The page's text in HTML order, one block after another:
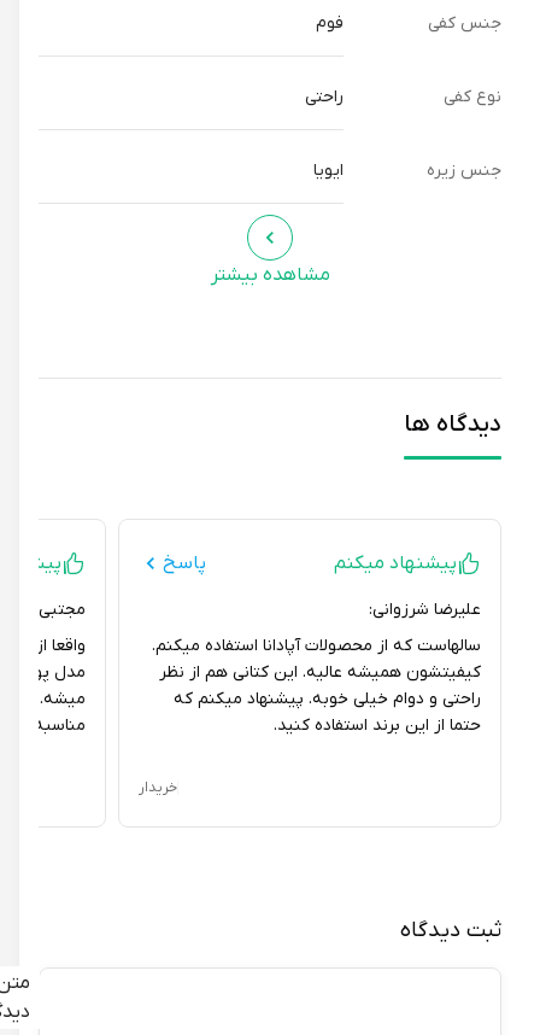
وارد می‌شود را جذب و کاهش می‌دهد.
جنس کفی
نوع کفی راحتی
جنس زیره
مشاهده بیشتر
دیدگاه ها
ثبت دیدگاه
متن
دیدگاه
پیشنهاد میکنم پاسخ
علیرضا شرزوانی:
سالهاست که از محصولات آپادانا استفاده میکنم.
کیفیتشون همیشه عالیه. این کتانی هم از نظر
راحتی و دوام خیلی خوبه. پیشنهاد میکنم که
حتما از این برند استفاده کنید.
خریدار
پیشنهاد
مجتبی قاسمی
واقعا از
مدل پورشه
میشه. قیمتش
مناسبه.